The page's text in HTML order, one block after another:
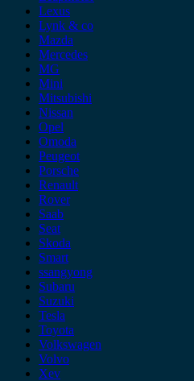
Lexus
Lynk & co
Mazda
Mercedes
MG
Mini
Mitsubishi
Nissan
Opel
Omoda
Peugeot
Porsche
Renault
Rover
Saab
Seat
Skoda
Smart
ssangyong
Subaru
Suzuki
Tesla
Toyota
Volkswagen
Volvo
Xev